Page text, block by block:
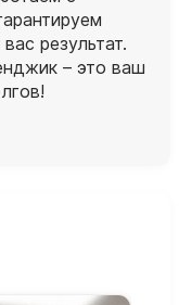
результат.
– это ваш